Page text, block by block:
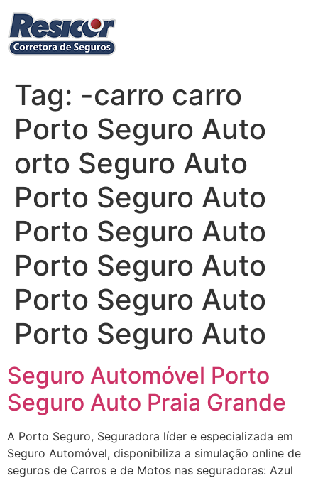
para
conteúdo
Tag: -carro carro
Porto Seguro Auto
orto Seguro Auto
Porto Seguro Auto
Porto Seguro Auto
Porto Seguro Auto
Porto Seguro Auto
Porto Seguro Auto
Seguro Automóvel Porto
Seguro Auto Praia Grande
A Porto Seguro, Seguradora líder e especializada em
Seguro Automóvel, disponibiliza a simulação online de
seguros de Carros e de Motos nas seguradoras: Azul